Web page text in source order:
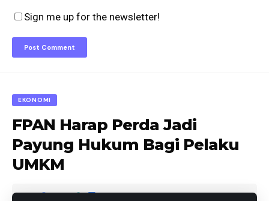
Sign me up for the newsletter!
EKONOMI
FPAN Harap Perda Jadi
Payung Hukum Bagi Pelaku
UMKM